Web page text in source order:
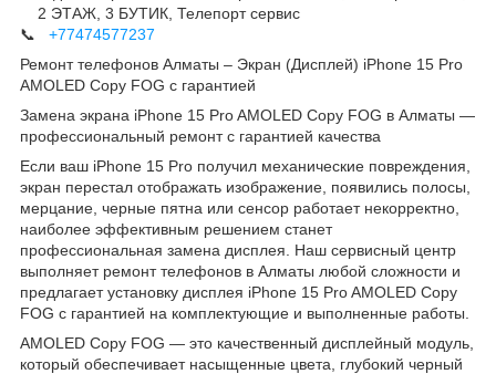
2 ЭТАЖ, 3 БУТИК, Телепорт сервис
📞
+77474577237
Ремонт телефонов Алматы – Экран (Дисплей) iPhone 15 Pro
AMOLED Copy FOG с гарантией
Замена экрана iPhone 15 Pro AMOLED Copy FOG в Алматы —
профессиональный ремонт с гарантией качества
Если ваш iPhone 15 Pro получил механические повреждения,
экран перестал отображать изображение, появились полосы,
мерцание, черные пятна или сенсор работает некорректно,
наиболее эффективным решением станет
профессиональная замена дисплея. Наш сервисный центр
выполняет ремонт телефонов в Алматы любой сложности и
предлагает установку дисплея iPhone 15 Pro AMOLED Copy
FOG с гарантией на комплектующие и выполненные работы.
AMOLED Copy FOG — это качественный дисплейный модуль,
который обеспечивает насыщенные цвета, глубокий черный